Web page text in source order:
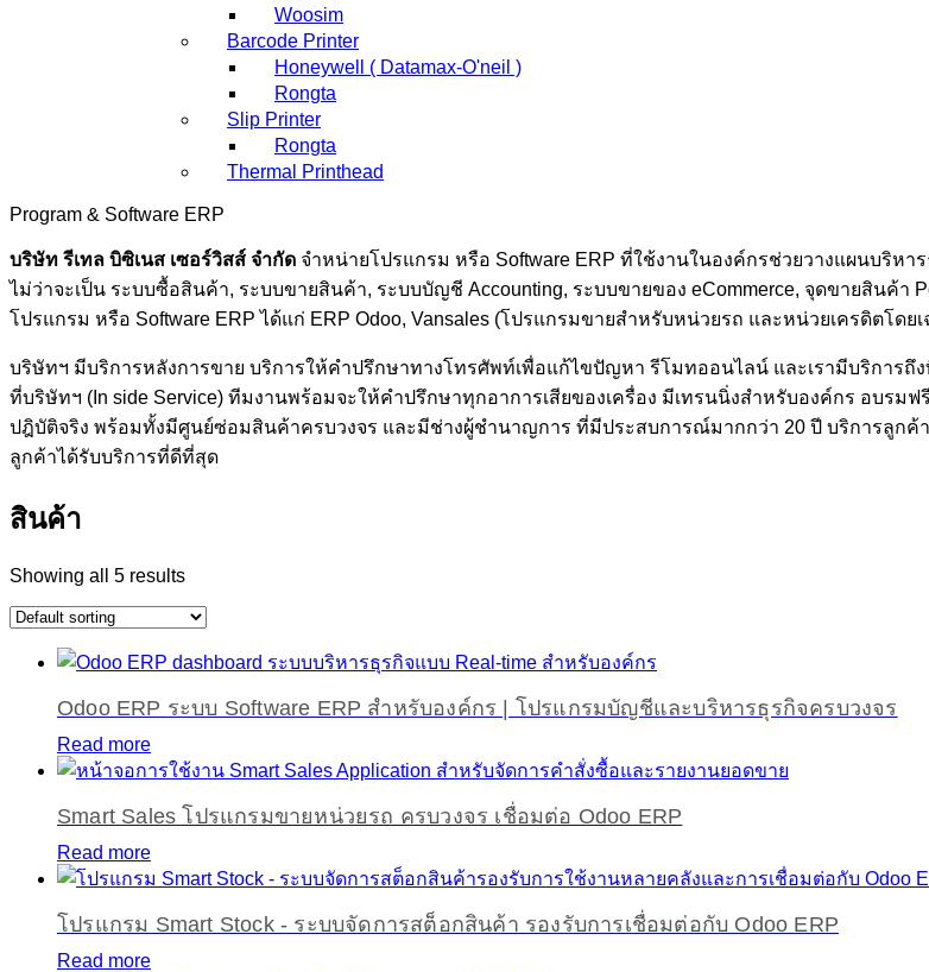
Woosim
Barcode Printer
Honeywell ( Datamax-O'neil )
Rongta
Slip Printer
Rongta
Thermal Printhead
Program & Software ERP
บริษัท รีเทล บิซิเนส เซอร์วิสส์ จำกัด จำหน่ายโปรแกรม หรือ Software ERP ที่ใช้งานในองค์กรช่วยวางแผนบริ
ไม่ว่าจะเป็น ระบบซื้อสินค้า, ระบบขายสินค้า, ระบบบัญชี Accounting, ระบบขายของ eCommerce, จุดขายสินค้า
โปรแกรม หรือ Software ERP ได้แก่ ERP Odoo, Vansales (โปรแกรมขายสำหรับหน่วยรถ และหน่วยเครดิตโดย
บริษัทฯ มีบริการหลังการขาย บริการให้คำปรึกษาทางโทรศัพท์เพื่อแก้ไขปัญหา รีโมทออนไลน์ และเรามีบริการถึ
ที่บริษัทฯ (In side Service) ทีมงานพร้อมจะให้คำปรึกษาทุกอาการเสียของเครื่อง มีเทรนนิ่งสำหรับองค์กร อบร
ปฎิบัติจริง พร้อมทั้งมีศูนย์ซ่อมสินค้าครบวงจร และมีช่างผู้ชำนาญการ ที่มีประสบการณ์มากกว่า 20 ปี บริการลูกค้
ลูกค้าได้รับบริการที่ดีที่สุด
สินค้า
Showing all 5 results
Odoo ERP ระบบ Software ERP สำหรับองค์กร | โปรแกรมบัญชีและบริหารธุรกิจครบวงจร
Read more
Smart Sales โปรแกรมขายหน่วยรถ ครบวงจร เชื่อมต่อ Odoo ERP
Read more
โปรแกรม Smart Stock - ระบบจัดการสต็อกสินค้า รองรับการเชื่อมต่อกับ Odoo ERP
Read more